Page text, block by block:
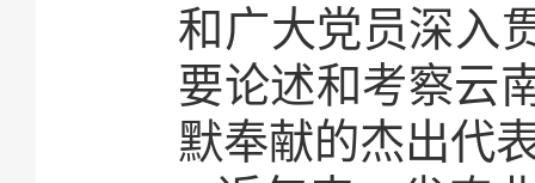
和广大党员深入
要论述和考察云
默奉献的杰出代